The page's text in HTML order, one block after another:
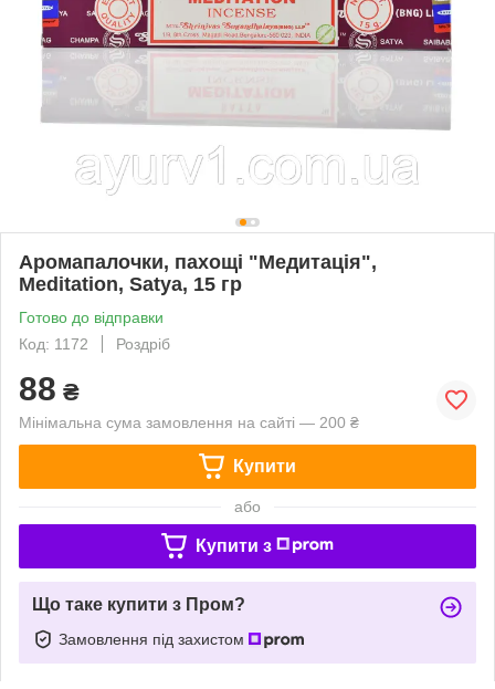
Аромапалочки, пахощі "Медитація",
Meditation, Satya, 15 гр
Готово до відправки
Код: 1172
Роздріб
88 ₴
Мінімальна сума замовлення на сайті — 200 ₴
Купити
або
Купити з
Що таке купити з Пром?
Замовлення під захистом